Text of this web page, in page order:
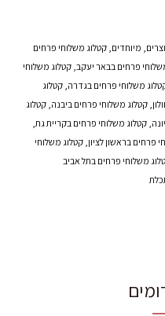
, מיוחדים, קטלוג משלוחי פרחים
פרחים בבאר יעקב, קטלוג משלוחי
משלוחי פרחים בגדרה, קטלוג
, קטלוג משלוחי פרחים ביבנה, קטלוג
, קטלוג משלוחי פרחים בקריית גת,
פרחים בראשון לציון, קטלוג משלוחי
משלוחי פרחים בתל אביב